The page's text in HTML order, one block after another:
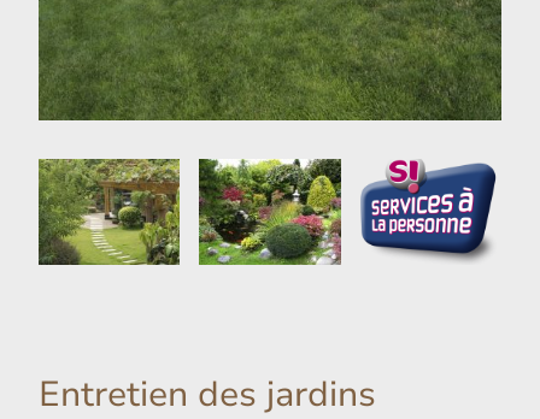
Entretien des jardins